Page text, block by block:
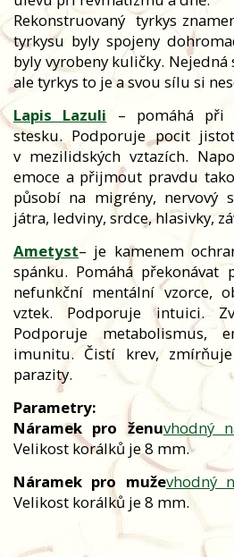
Rekonstruovaný tyrkys
tyrkysu byly spojeny
byly vyrobeny kuličky. Nejedná
ale tyrkys to je a svou sílu si
Lapis Lazuli – pomáhá při
stesku. Podporuje pocit
v mezilidských vztazích.
emoce a přijmout pravdu
působí na migrény, nervový
játra, ledviny, srdce, hlasivky,
Ametyst– je kamenem
spánku. Pomáhá překonávat
nefunkční mentální vzorce,
vztek. Podporuje intuici.
Podporuje metabolismus,
imunitu. Čistí krev,
parazity.
Parametry:
Náramek pro ženuvhodný
Velikost korálků je 8 mm.
Náramek pro muževhodný
Velikost korálků je 8 mm.